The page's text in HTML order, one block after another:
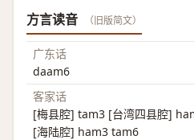
方言读音 （旧版简文）
广东话
daam6
客家话
[梅县腔] tam3 [台湾四县腔]
[海陆腔] ham3 tam6